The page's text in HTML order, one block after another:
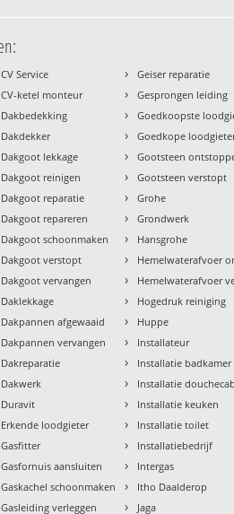
CV Service
CV-ketel monteur
Dakbedekking
Dakdekker
Dakgoot lekkage
Dakgoot reinigen
Dakgoot reparatie
Dakgoot repareren
Dakgoot schoonmaken
Dakgoot verstopt
Dakgoot vervangen
Daklekkage
Dakpannen afgewaaid
Dakpannen vervangen
Dakreparatie
Dakwerk
Duravit
Erkende loodgieter
Gasfitter
Gasfornuis aansluiten
Gaskachel schoonmaken
Gasleiding verleggen
› Geiser reparatie
› Gesprongen leiding
› Goedkoopste
› Goedkope
› Gootsteen
› Gootsteen verstopt
› Grohe
› Grondwerk
› Hansgrohe
› Hemelwaterafvoer
› Hemelwaterafvoer
› Hogedruk reiniging
› Huppe
› Installateur
› Installatie badkamer
› Installatie
› Installatie keuken
› Installatie toilet
› Installatiebedrijf
› Intergas
› Itho Daalderop
› Jaga